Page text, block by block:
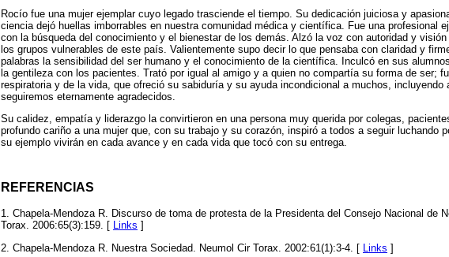
Rocío fue una mujer ejemplar cuyo legado trasciende el tiempo. Su dedicación juiciosa y
ciencia dejó huellas imborrables en nuestra comunidad médica y científica. Fue una profesional
con la búsqueda del conocimiento y el bienestar de los demás. Alzó la voz con autoridad y
los grupos vulnerables de este país. Valientemente supo decir lo que pensaba con claridad y
palabras la sensibilidad del ser humano y el conocimiento de la científica. Inculcó en sus
la gentileza con los pacientes. Trató por igual al amigo y a quien no compartía su forma de ser;
respiratoria y de la vida, que ofreció su sabiduría y su ayuda incondicional a muchos, incluyendo
seguiremos eternamente agradecidos.
Su calidez, empatía y liderazgo la convirtieron en una persona muy querida por colegas,
profundo cariño a una mujer que, con su trabajo y su corazón, inspiró a todos a seguir luchando
su ejemplo vivirán en cada avance y en cada vida que tocó con su entrega.
REFERENCIAS
1. Chapela-Mendoza R. Discurso de toma de protesta de la Presidenta del Consejo Nacional de
Torax. 2006:65(3):159. [ Links ]
2. Chapela-Mendoza R. Nuestra Sociedad. Neumol Cir Torax. 2002:61(1):3-4. [ Links ]